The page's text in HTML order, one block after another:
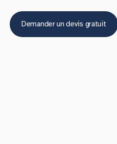
Demander un devis gratuit